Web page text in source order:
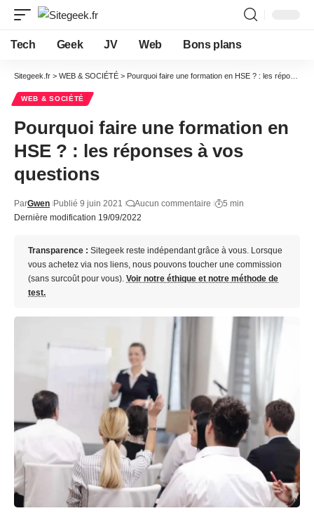
Tech Geek JV Web Bons plans
Sitegeek.fr > WEB & SOCIÉTÉ > Pourquoi faire une formation en HSE ? : les réponses à vos questions
WEB & SOCIÉTÉ
Pourquoi faire une formation en
HSE ? : les réponses à vos
questions
Dernière modification 19/09/2022
ParGwen Publié 9 juin 2021 Aucun commentaire 5 min
Transparence : Sitegeek reste indépendant grâce à vous. Lorsque
vous achetez via nos liens, nous pouvons toucher une commission
(sans surcoût pour vous). Voir notre éthique et notre méthode de
test.